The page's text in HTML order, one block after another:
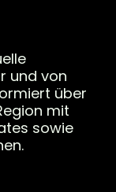
und von
über
mit
sowie